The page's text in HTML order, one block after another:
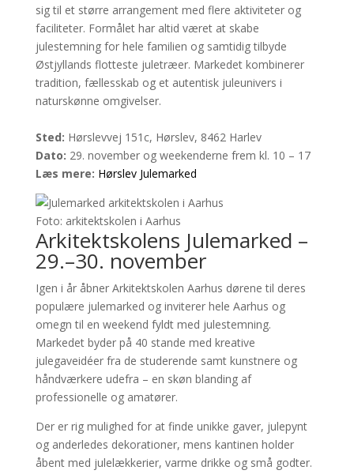
sig til et større arrangement med flere aktiviteter og
faciliteter. Formålet har altid været at skabe
julestemning for hele familien og samtidig tilbyde
Østjyllands flotteste juletræer. Markedet kombinerer
tradition, fællesskab og et autentisk juleunivers i
naturskønne omgivelser.
Sted: Hørslevvej 151c, Hørslev, 8462 Harlev
Dato: 29. november og weekenderne frem kl. 10 – 17
Læs mere: Hørslev Julemarked
Foto: arkitektskolen i Aarhus
Arkitektskolens Julemarked –
29.–30. november
Igen i år åbner Arkitektskolen Aarhus dørene til deres
populære julemarked og inviterer hele Aarhus og
omegn til en weekend fyldt med julestemning.
Markedet byder på 40 stande med kreative
julegaveidéer fra de studerende samt kunstnere og
håndværkere udefra – en skøn blanding af
professionelle og amatører.
Der er rig mulighed for at finde unikke gaver, julepynt
og anderledes dekorationer, mens kantinen holder
åbent med julelækkerier, varme drikke og små godter.